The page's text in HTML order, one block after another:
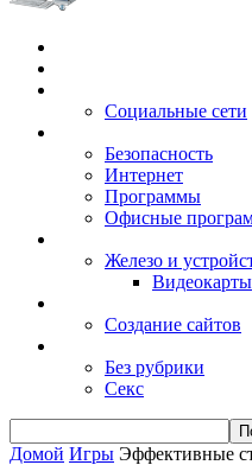
Социальные сети
Безопасность
Интернет
Программы
Офисные
Железо и
Видеокарты
Создание сайтов
Без рубрики
Секс
Домой Игры Эффективные